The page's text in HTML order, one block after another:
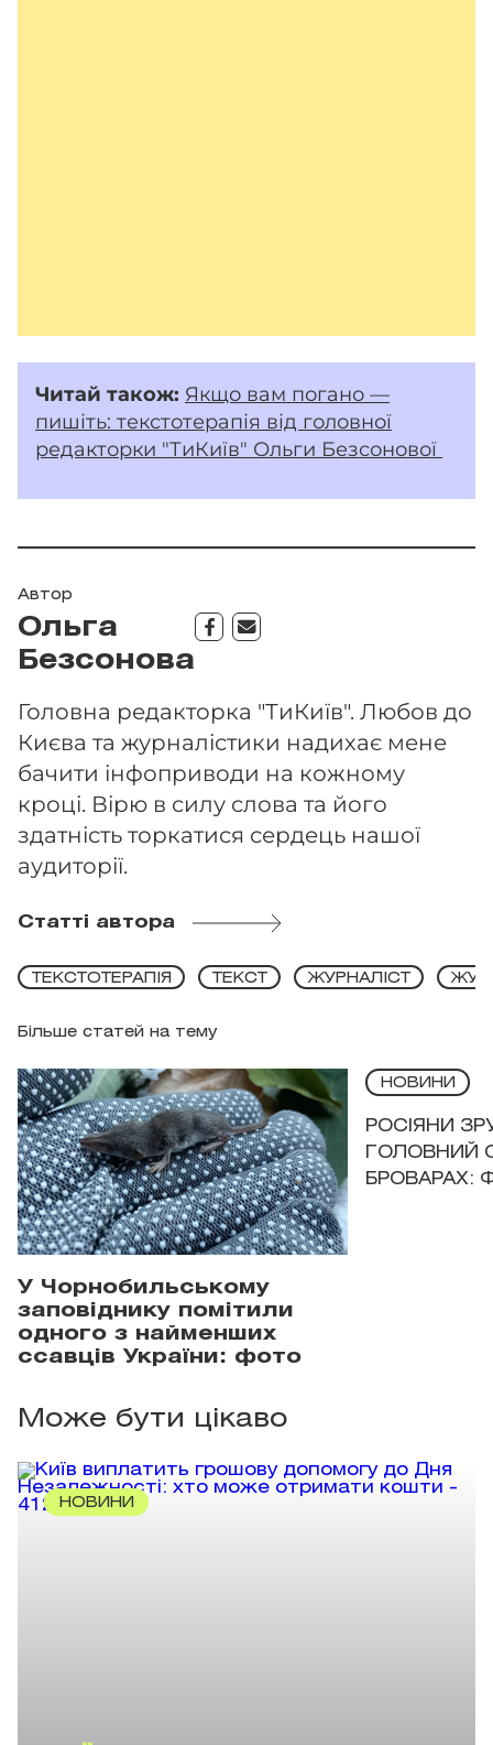
Читай також: Якщо вам погано —
пишіть: текстотерапія від головної
редакторки "ТиКиїв" Ольги Безсонової
Автор
Ольга
Безсонова
Головна редакторка "ТиКиїв". Любов до
Києва та журналістики надихає мене
бачити інфоприводи на кожному
кроці. Вірю в силу слова та його
здатність торкатися сердець нашої
аудиторії.
Статті автора
Більше статей на тему
ТЕКСТОТЕРАПІЯ ТЕКСТ ЖУРНАЛІСТ
У Чорнобильському
заповіднику помітили
одного з найменших
ссавців України: фото
НОВИНИ
РОСІЯНИ
ГОЛОВНИЙ
БРОВАРАХ:
Може бути цікаво
НОВИНИ